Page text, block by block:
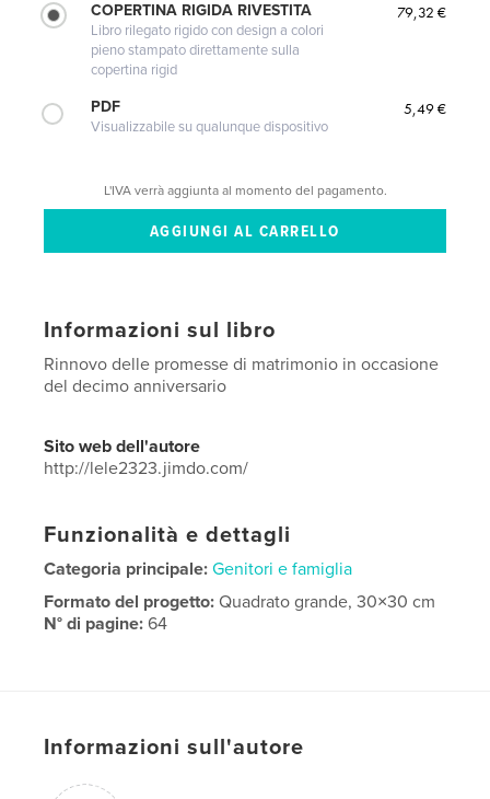
COPERTINA RIGIDA RIVESTITA
Libro rilegato rigido con design a colori
pieno stampato direttamente sulla
copertina rigid
79,32 €
PDF
Visualizzabile su qualunque dispositivo
5,49 €
L'IVA verrà aggiunta al momento del pagamento.
Informazioni sul libro
Rinnovo delle promesse di matrimonio in occasione
del decimo anniversario
Sito web dell'autore
http://lele2323.jimdo.com/
Funzionalità e dettagli
Categoria principale: Genitori e famiglia
Formato del progetto:Quadrato grande, 30×30 cm
N° di pagine:64
matrimonio , lele2323 , daniele
Informazioni sull'autore